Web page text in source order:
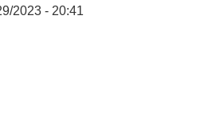
2023 - 20:41